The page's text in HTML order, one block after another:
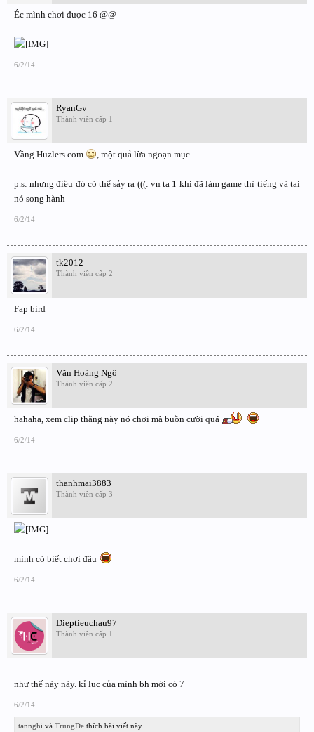
Éc mình chơi được 16 @@
6/2/14
RyanGv
Thành viên cấp 1
Vầng Huzlers.com , một quả lừa ngoạn mục.
p.s: nhưng điều đó có thể sảy ra (((: vn ta 1 khi đã làm game thì tiếng và tai
nó song hành
6/2/14
tk2012
Thành viên cấp 2
Fap bird
6/2/14
Văn Hoàng Ngô
Thành viên cấp 2
hahaha, xem clip thằng này nó chơi mà buồn cười quá
6/2/14
thanhmai3883
Thành viên cấp 3
mình có biết chơi đâu
6/2/14
Dieptieuchau97
Thành viên cấp 1
như thế này này. kỉ lục của mình bh mới có 7
6/2/14
tannghi và TrungDe thích bài viết này.